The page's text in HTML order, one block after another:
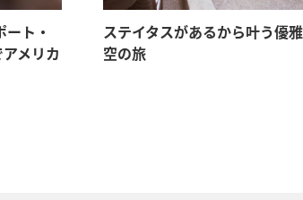
ト・
メリカ
ステイタスがあるから叶う優
空の旅